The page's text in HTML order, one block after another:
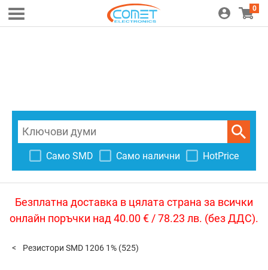
0
Само SMD Само налични HotPrice
Безплатна доставка в цялата страна за всички
онлайн поръчки над 40.00 € / 78.23 лв. (без ДДС).
Резистори SMD 1206 1% (525)